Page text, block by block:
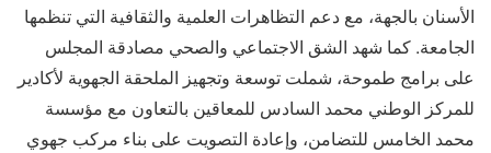
الأسنان بالجهة، مع دعم التظاهرات العلمية والثقافية التي تنظمها
الجامعة. كما شهد الشق الاجتماعي والصحي مصادقة المجلس
على برامج طموحة، شملت توسعة وتجهيز الملحقة الجهوية لأكادير
للمركز الوطني محمد السادس للمعاقين بالتعاون مع مؤسسة
محمد الخامس للتضامن، وإعادة التصويت على بناء مركب جهوي